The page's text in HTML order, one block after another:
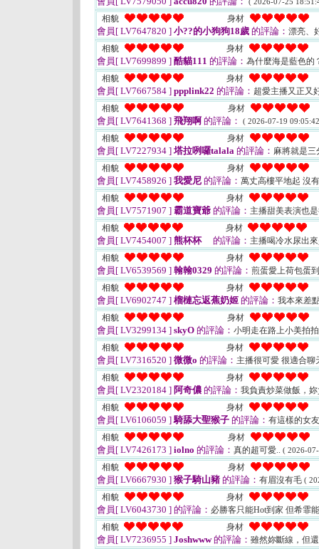
相貌 身材
會員[ LV7647820 ] 小??的小狗狗18歲 的評論： 漂亮、
相貌
身材
會員[ LV7699899 ] 酷貓111 的評論： 為什麼海是藍色的
相貌
身材
會員[ LV7667584 ] ppplink22 的評論： 超愛主播又正又
相貌
身材
會員[ LV7641368 ] 飛翔啊 的評論： ( 2026-07-19
相貌 身材
會員[ LV7227934 ]塔拉咧囉talala 的評論： 麻將就是
相貌
身材
會員[ LV7458926 ] 我愛尼 的評論： 萬丈高樓平地起 沒
相貌
身材
會員[ LV7571907 ] 霸道寶爺 的評論： 主播甜美表演也
相貌
身材
會員[ LV7454007 ] 熊杯杯 的評論： 主播喝冷水尿出
相貌
身材
會員[ LV6539569 ] 翰翰0329 的評論： 煎蛋愛上荷包蛋
相貌
身材
會員[ LV6902747 ] 榴槤忘返蕉奶姬 的評論： 我本來差
相貌
身材
會員[ LV3299134 ] skyO 的評論： 小明走在路上小美拍
相貌
身材
會員[ LV7316520 ] 微微o 的評論： 主播很可愛 很適合
相貌
身材
會員[ LV2320184 ] 阿奇儂 的評論： 我負責炒菜做飯，
相貌
身材
會員[ LV6106059 ]騎舔大聖猴子 的評論： 有這樣的女
相貌
身材
會員[ LV7426173 ] iolno 的評論： 真的超可愛.. ( 2026-
相貌 身材
會員[ LV6667930 ] 猴子騎山豬 的評論： 有眉沒有毛 (
相貌 身材
會員[ LV6043730 ] 的評論： 必勝客只能Hot到家 但希霏
相貌
身材
會員[ LV7236955 ] Joshwww的評論： 雖然妳斷線，但